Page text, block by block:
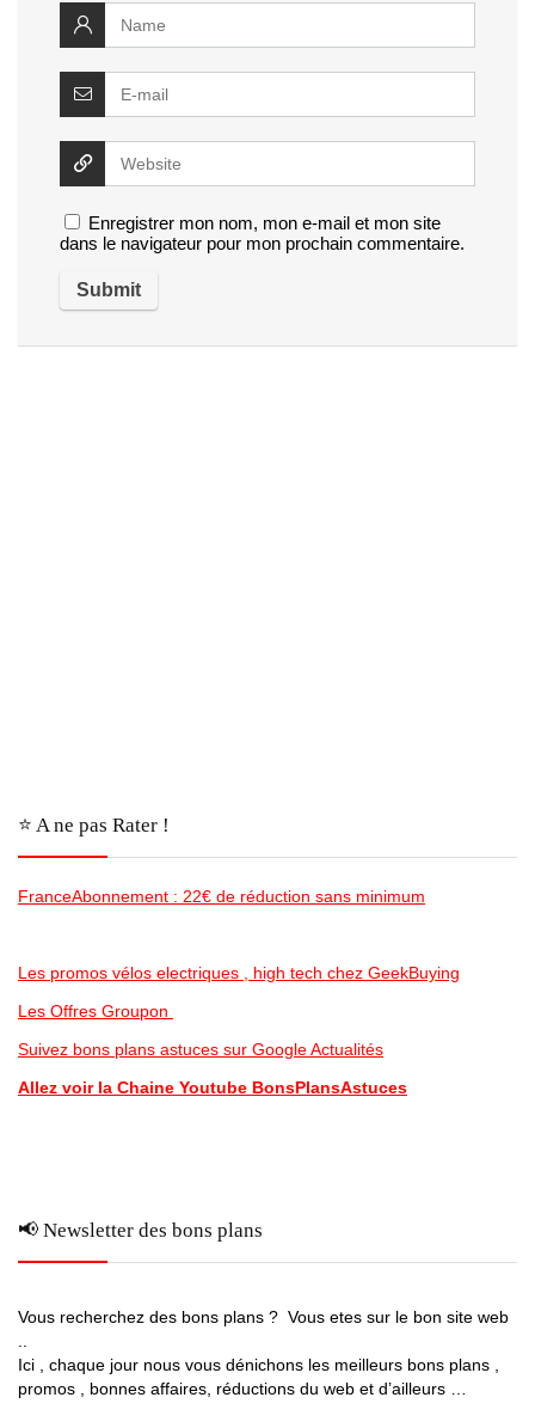
Enregistrer mon nom, mon e-mail et mon site
dans le navigateur pour mon prochain commentaire.
⭐️ A ne pas Rater !
FranceAbonnement : 22€ de réduction sans minimum
Les promos vélos electriques , high tech chez GeekBuying
Les Offres Groupon
Suivez bons plans astuces sur Google Actualités
Allez voir la Chaine Youtube BonsPlansAstuces
📢 Newsletter des bons plans
Vous recherchez des bons plans ? Vous etes sur le bon site web
Ici , chaque jour nous vous dénichons les meilleurs bons plans ,
promos , bonnes affaires, réductions du web et d’ailleurs …